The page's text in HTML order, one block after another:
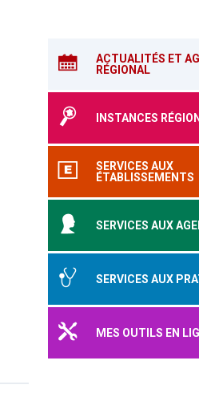
ACTUALITÉS ET
RÉGIONAL
INSTANCES
SERVICES AUX
ÉTABLISSEMENTS
SERVICES AUX
SERVICES AUX
MES OUTILS EN